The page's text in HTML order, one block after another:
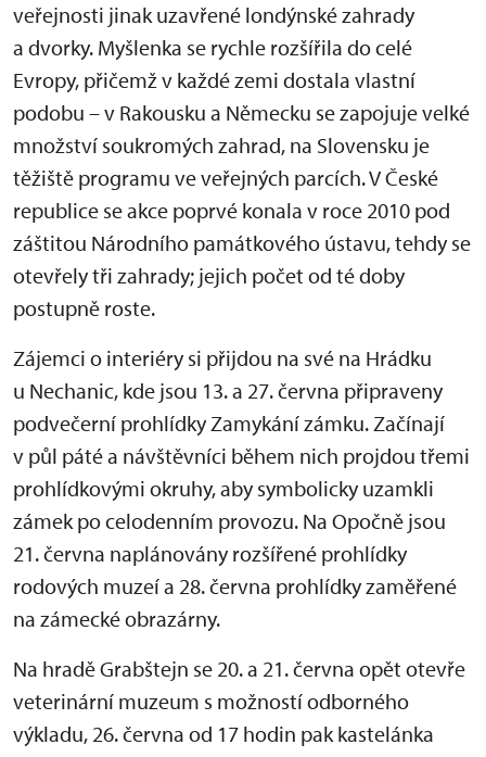
veřejnosti jinak uzavřené londýnské zahrady
a dvorky. Myšlenka se rychle rozšířila do celé
Evropy, přičemž v každé zemi dostala vlastní
podobu – v Rakousku a Německu se zapojuje velké
množství soukromých zahrad, na Slovensku je
těžiště programu ve veřejných parcích. V České
republice se akce poprvé konala v roce 2010 pod
záštitou Národního památkového ústavu, tehdy se
otevřely tři zahrady; jejich počet od té doby
postupně roste.
Zájemci o interiéry si přijdou na své na Hrádku
u Nechanic, kde jsou 13. a 27. června připraveny
podvečerní prohlídky Zamykání zámku. Začínají
v půl páté a návštěvníci během nich projdou třemi
prohlídkovými okruhy, aby symbolicky uzamkli
zámek po celodenním provozu. Na Opočně jsou
21. června naplánovány rozšířené prohlídky
rodových muzeí a 28. června prohlídky zaměřené
na zámecké obrazárny.
Na hradě Grabštejn se 20. a 21. června opět otevře
veterinární muzeum s možností odborného
výkladu, 26. června od 17 hodin pak kastelánka